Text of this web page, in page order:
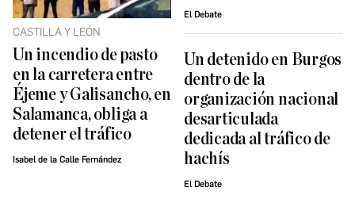
CASTILLA Y LEÓN
Un incendio de pasto
en la carretera entre
Éjeme y Galisancho, en
Salamanca, obliga a
detener el tráfico
Isabel de la Calle Fernández
El Debate
​Un detenido en Burgos
dentro de la
organización nacional
desarticulada
dedicada al tráfico de
hachís
El Debate